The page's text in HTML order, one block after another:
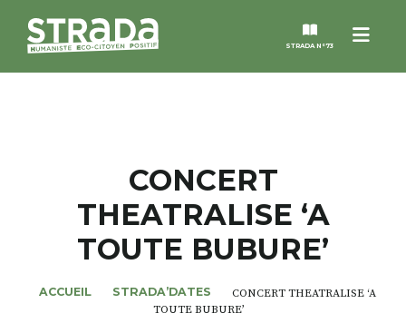
Menu
STRADA N°73
NOS THÈMES
CONCERT
THEATRALISE ‘A
TOUTE BUBURE’
ACCUEIL STRADA’DATES
CONCERT THEATRALISE ‘A
TOUTE BUBURE’